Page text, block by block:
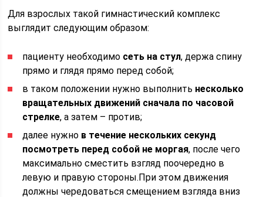
Для взрослых такой гимнастический комплекс
выглядит следующим образом:
пациенту необходимо сеть на стул, держа спину
прямо и глядя прямо перед собой;
в таком положении нужно выполнить несколько
вращательных движений сначала по часовой
стрелке, а затем – против;
далее нужно в течение нескольких секунд
посмотреть перед собой не моргая, после чего
максимально сместить взгляд поочередно в
левую и правую стороны.При этом движения
должны чередоваться смещением взгляда вниз